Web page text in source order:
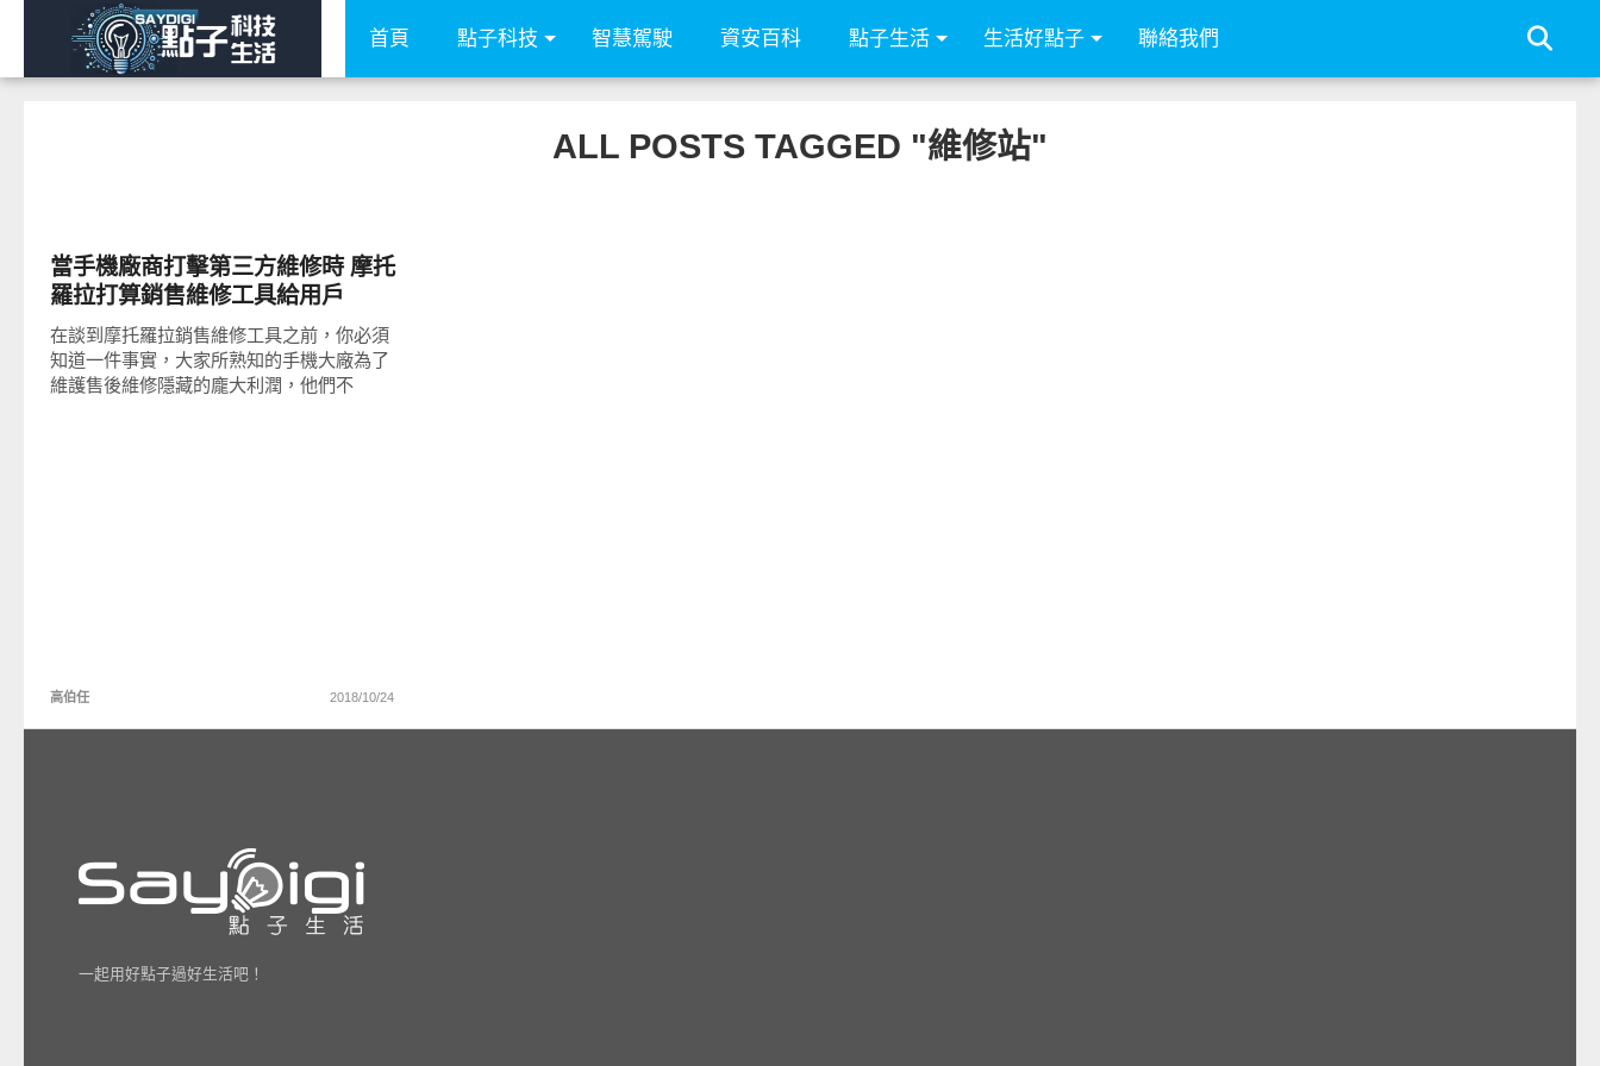
首頁 點子科技 智慧駕駛 資安百科 點子生活 生活好點子 聯絡我們
ALL POSTS TAGGED "維修站"
當手機廠商打擊第三方維修時 摩托
羅拉打算銷售維修工具給用戶
在談到摩托羅拉銷售維修工具之前，你必須
知道一件事實，大家所熟知的手機大廠為了
維護售後維修隱藏的龐大利潤，他們不
高伯任 2018/10/24
一起用好點子過好生活吧！